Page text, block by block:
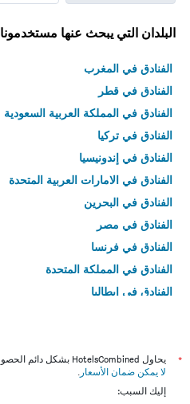
البلدان التي يبحث عنها مستخدمونا
الفنادق في المغرب
الفنادق في قطر
الفنادق في المملكة العربية السعودية
الفنادق في تركيا
الفنادق في إندونيسيا
الفنادق في الامارات العربية المتحدة
الفنادق في البحرين
الفنادق في مصر
الفنادق في فرنسا
الفنادق في المملكة المتحدة
الفنادق في إيطاليا
*
يحاول HotelsCombined بشكل دائم الحصول على الأسعار الدقيقة، ولكن
لا يمكن ضمان الأسعار .
إليك السبب: